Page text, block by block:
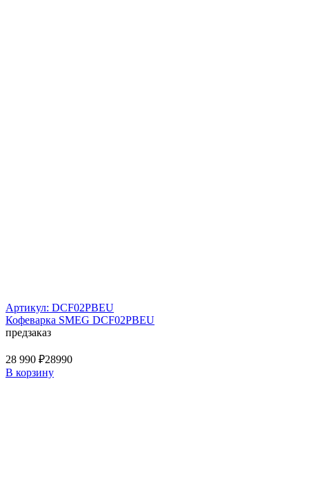
Артикул: DCF02PBEU
Кофеварка SMEG DCF02PBEU
предзаказ
28 990 ₽28990
В корзину